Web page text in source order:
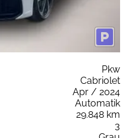
Pkw
Cabriolet
Apr / 2024
Automatik
29.848 km
3